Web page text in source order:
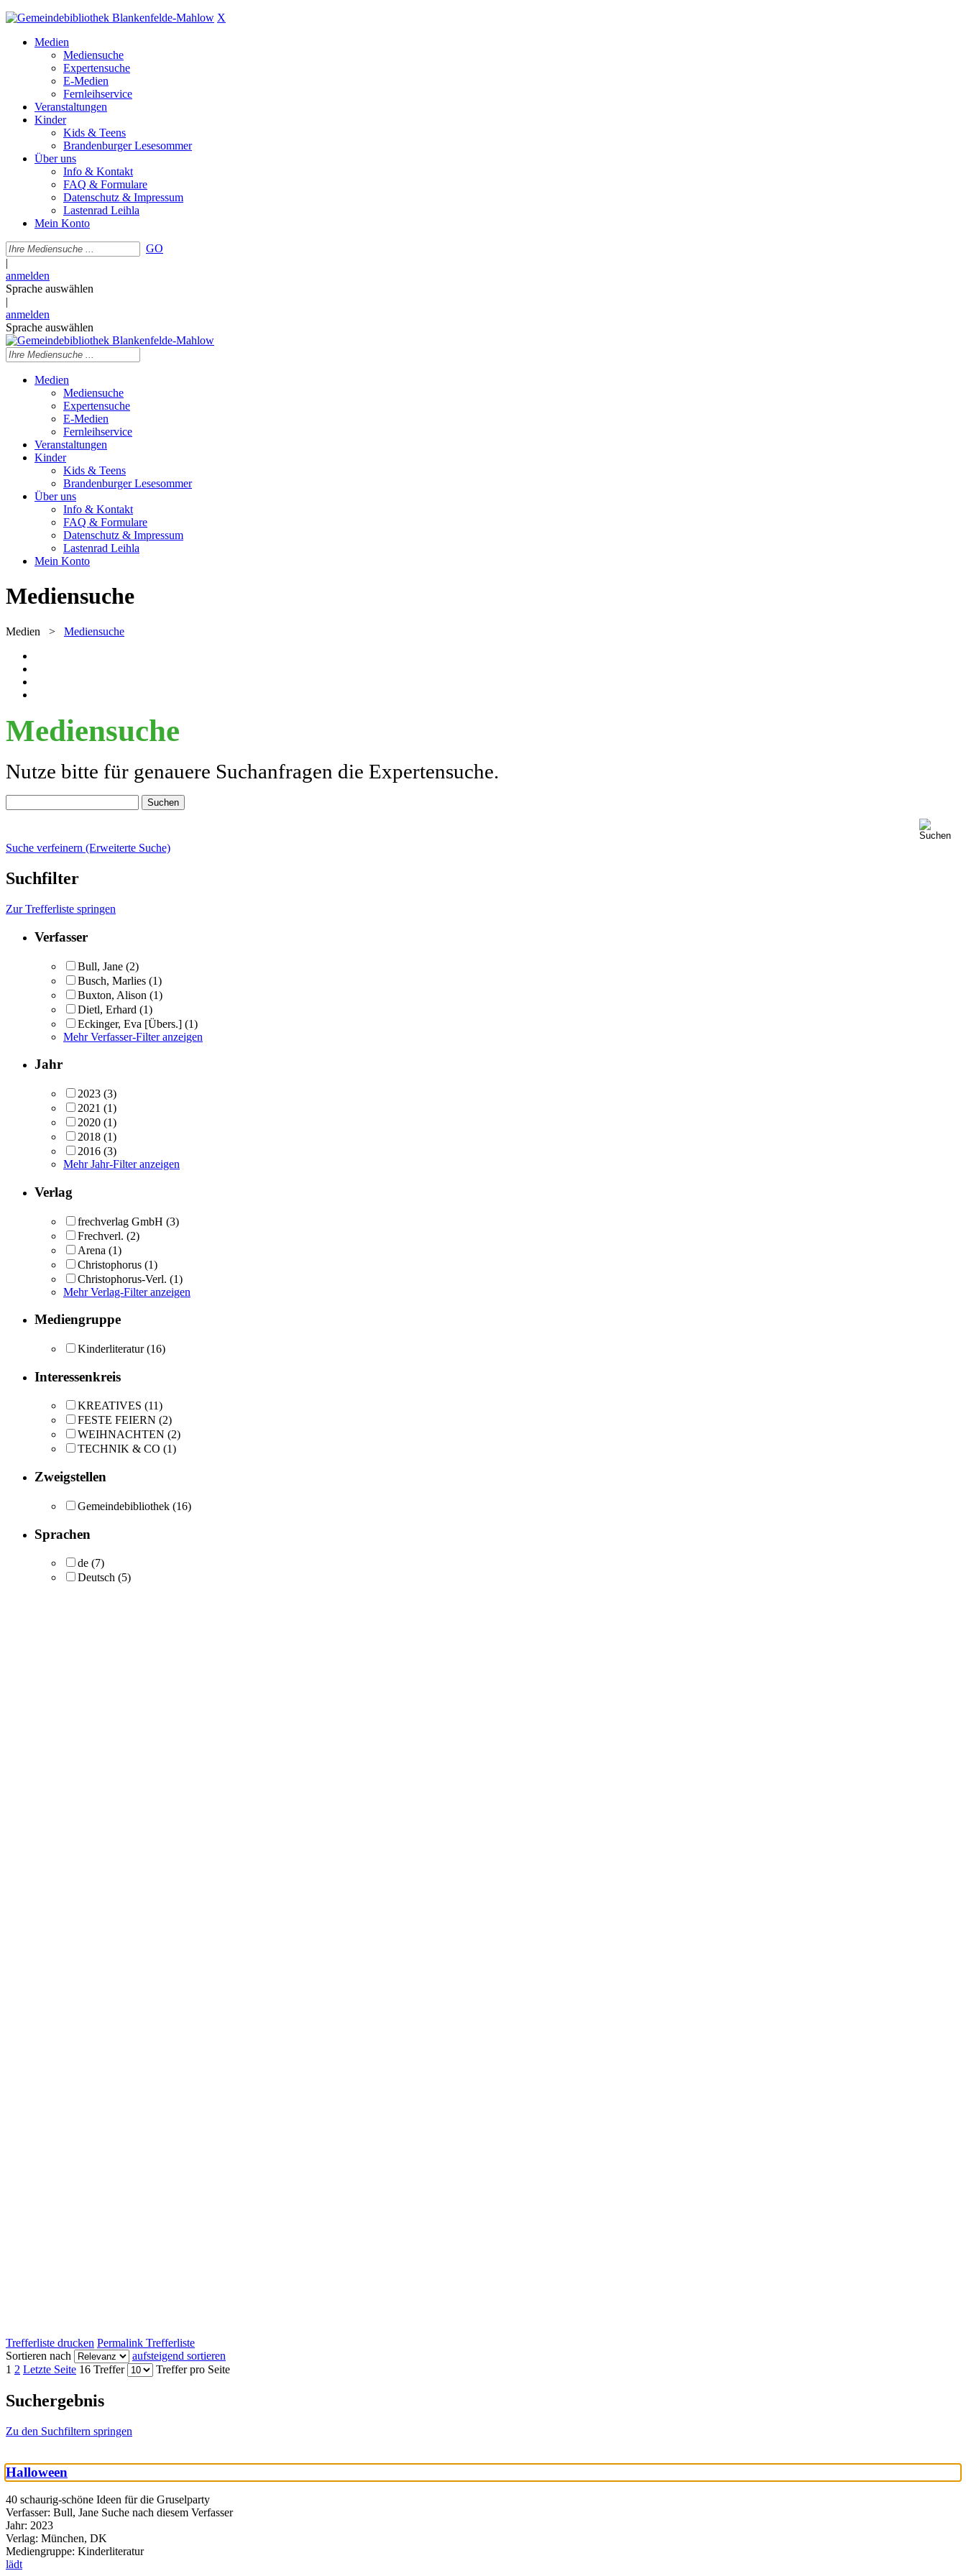
X
Medien
Mediensuche
Expertensuche
E-Medien
Fernleihservice
Veranstaltungen
Kinder
Kids & Teens
Brandenburger Lesesommer
Über uns
Info & Kontakt
FAQ & Formulare
Datenschutz & Impressum
Lastenrad Leihla
Mein Konto
GO
|
anmelden
Sprache auswählen
|
anmelden
Sprache auswählen
Medien
Mediensuche
Expertensuche
E-Medien
Fernleihservice
Veranstaltungen
Kinder
Kids & Teens
Brandenburger Lesesommer
Über uns
Info & Kontakt
FAQ & Formulare
Datenschutz & Impressum
Lastenrad Leihla
Mein Konto
Mediensuche
Medien > Mediensuche
Mediensuche
Nutze bitte für genauere Suchanfragen die Expertensuche.
Suche verfeinern (Erweiterte Suche)
Suchfilter
Zur Trefferliste springen
Verfasser
Bull, Jane (2)
Busch, Marlies (1)
Buxton, Alison (1)
Dietl, Erhard (1)
Eckinger, Eva [Übers.] (1)
Mehr Verfasser-Filter anzeigen
Jahr
2023 (3)
2021 (1)
2020 (1)
2018 (1)
2016 (3)
Mehr Jahr-Filter anzeigen
Verlag
frechverlag GmbH (3)
Frechverl. (2)
Arena (1)
Christophorus (1)
Christophorus-Verl. (1)
Mehr Verlag-Filter anzeigen
Mediengruppe
Kinderliteratur (16)
Interessenkreis
KREATIVES (11)
FESTE FEIERN (2)
WEIHNACHTEN (2)
TECHNIK & CO (1)
Zweigstellen
Gemeindebibliothek (16)
Sprachen
de (7)
Deutsch (5)
Trefferliste drucken Permalink Trefferliste
Sortieren nach
aufsteigend sortieren
1 2 Letzte Seite 16 Treffer Treffer pro Seite
Suchergebnis
Zu den Suchfiltern springen
Halloween
40 schaurig-schöne Ideen für die Gruselparty
Verfasser: Bull, Jane Suche nach diesem Verfasser
Jahr: 2023
Verlag: München, DK
Mediengruppe: Kinderliteratur
lädt